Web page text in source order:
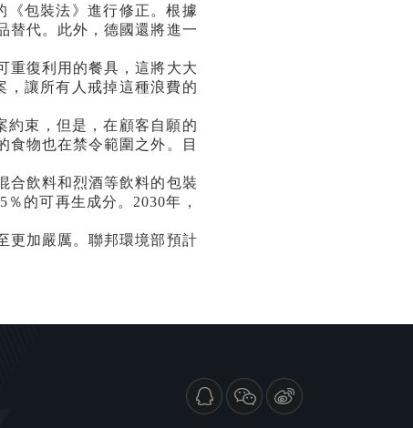
《包裝法》進行修正。根據
替代。此外，德國還將進一
復利用的餐具，這將大大
，讓所有人戒掉這種浪費的
約束，但是，在顧客自願的
食物也在禁令範圍之外。目
飲料和烈酒等飲料的包裝
％的可再生成分。 2030年，
加嚴厲。聯邦環境部預計